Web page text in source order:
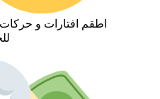
اطقم افتارات و